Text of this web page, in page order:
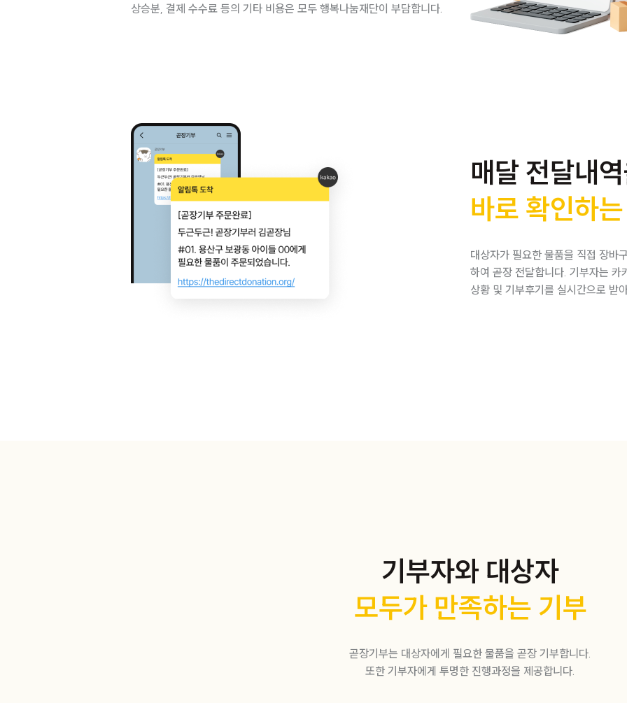
상승분, 결제 수수료 등의 기타 비용은 모두 행복나눔재단이 부담합니다.
매달 전달내
바로 확인하
대상자가 필요한 물품을 직접 장바
하여 곧장 전달합니다. 기부자는
상황 및 기부후기를 실시간으로 받
기부자와 대상자
모두가 만족하는 기부
곧장기부는 대상자에게 필요한 물품을 곧장 기부합니다.
또한 기부자에게 투명한 진행과정을 제공합니다.